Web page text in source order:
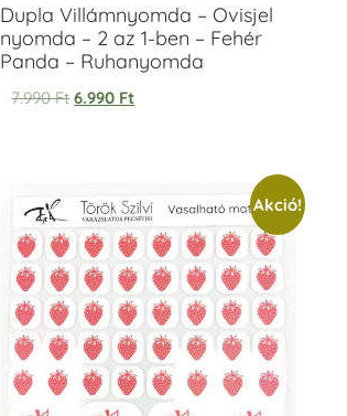
Dupla Villámnyomda – Ovisjel
nyomda – 2 az 1-ben – Fehér
Panda – Ruhanyomda
7.990Ft 6.990 Ft
Akció!